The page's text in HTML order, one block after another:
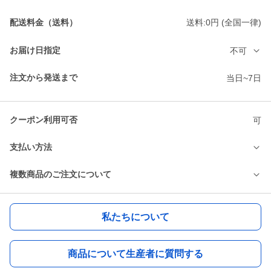
配送料金（送料） 送料:0円 (全国一律)
お届け日指定 不可
注文から発送まで 当日~7日
クーポン利用可否 可
支払い方法
複数商品のご注文について
私たちについて
商品について生産者に質問する